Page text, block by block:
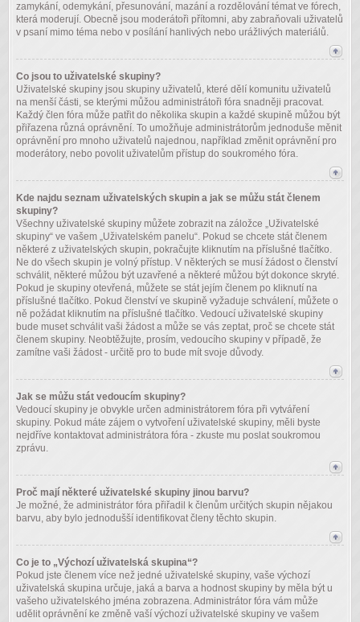
zamykání, odemykání, přesunování, mazání a rozdělování témat ve fórech,
která moderují. Obecně jsou moderátoři přítomni, aby zabraňovali uživatelů
v psaní mimo téma nebo v posílání hanlivých nebo urážlivých materiálů.
Co jsou to uživatelské skupiny?
Uživatelské skupiny jsou skupiny uživatelů, které dělí komunitu uživatelů
na menší části, se kterými můžou administrátoři fóra snadněji pracovat.
Každý člen fóra může patřit do několika skupin a každé skupině můžou být
přiřazena různá oprávnění. To umožňuje administrátorům jednoduše měnit
oprávnění pro mnoho uživatelů najednou, například změnit oprávnění pro
moderátory, nebo povolit uživatelům přístup do soukromého fóra.
Kde najdu seznam uživatelských skupin a jak se můžu stát členem
skupiny?
Všechny uživatelské skupiny můžete zobrazit na záložce „Uživatelské
skupiny“ ve vašem „Uživatelském panelu“. Pokud se chcete stát členem
některé z uživatelských skupin, pokračujte kliknutím na příslušné tlačítko.
Ne do všech skupin je volný přístup. V některých se musí žádost o členství
schválit, některé můžou být uzavřené a některé můžou být dokonce skryté.
Pokud je skupiny otevřená, můžete se stát jejím členem po kliknutí na
příslušné tlačítko. Pokud členství ve skupině vyžaduje schválení, můžete o
ně požádat kliknutím na příslušné tlačítko. Vedoucí uživatelské skupiny
bude muset schválit vaši žádost a může se vás zeptat, proč se chcete stát
členem skupiny. Neobtěžujte, prosím, vedoucího skupiny v případě, že
zamítne vaši žádost - určitě pro to bude mít svoje důvody.
Jak se můžu stát vedoucím skupiny?
Vedoucí skupiny je obvykle určen administrátorem fóra při vytváření
skupiny. Pokud máte zájem o vytvoření uživatelské skupiny, měli byste
nejdříve kontaktovat administrátora fóra - zkuste mu poslat soukromou
zprávu.
Proč mají některé uživatelské skupiny jinou barvu?
Je možné, že administrátor fóra přiřadil k členům určitých skupin nějakou
barvu, aby bylo jednodušší identifikovat členy těchto skupin.
Co je to „Výchozí uživatelská skupina“?
Pokud jste členem více než jedné uživatelské skupiny, vaše výchozí
uživatelská skupina určuje, jaká a barva a hodnost skupiny by měla být u
vašeho uživatelského jména zobrazena. Administrátor fóra vám může
udělit oprávnění ke změně vaší výchozí uživatelské skupiny ve vašem